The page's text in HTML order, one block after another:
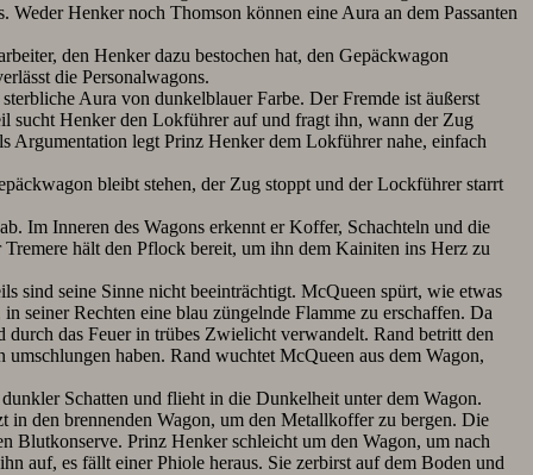
Henker noch Thomson können eine Aura an dem Passanten
den Henker dazu bestochen hat, den Gepäckwagon
die Personalwagons.
Aura von dunkelblauer Farbe. Der Fremde ist äußerst
sucht Henker den Lokführer auf und fragt ihn, wann der Zug
Argumentation legt Prinz Henker dem Lokführer nahe, einfach
bleibt stehen, der Zug stoppt und der Lockführer starrt
Im Inneren des Wagons erkennt er Koffer, Schachteln und die
hält den Pflock bereit, um ihn dem Kainiten ins Herz zu
sind seine Sinne nicht beeinträchtigt. McQueen spürt, wie etwas
seiner Rechten eine blau züngelnde Flamme zu erschaffen. Da
das Feuer in trübes Zwielicht verwandelt. Rand betritt den
haben. Rand wuchtet McQueen aus dem Wagon,
Schatten und flieht in die Dunkelheit unter dem Wagon.
in den brennenden Wagon, um den Metallkoffer zu bergen. Die
Blutkonserve. Prinz Henker schleicht um den Wagon, um nach
auf, es fällt einer Phiole heraus. Sie zerbirst auf dem Boden und